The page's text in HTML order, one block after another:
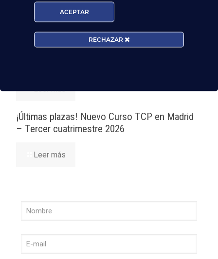
Leer más
Madrid-Barajas supera los 6 millones de
pasajeros junio: qué significa para quienes
Leer más
¡Últimas plazas! Nuevo Curso TCP en Madrid
– Tercer cuatrimestre 2026
Leer más
ACEPTAR
RECHAZAR